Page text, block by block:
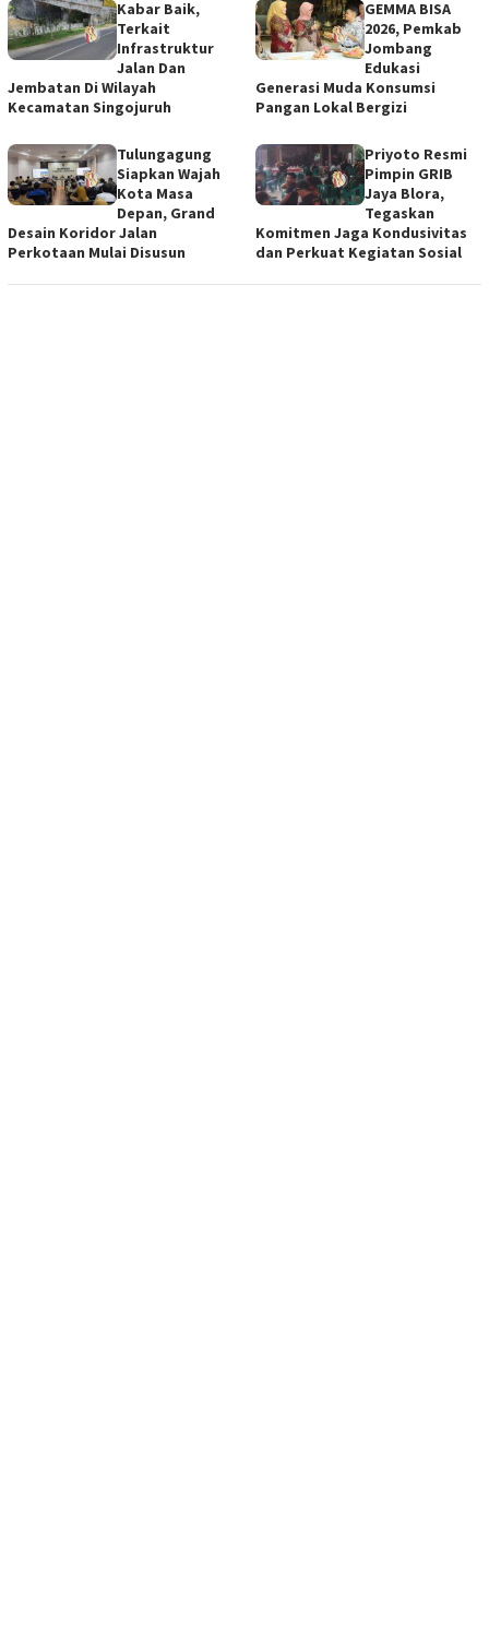
Kabar Baik,
Terkait
Infrastruktur
Jalan Dan
Jembatan Di Wilayah
Kecamatan Singojuruh
GEMMA BISA
2026, Pemkab
Jombang
Edukasi
Generasi Muda Konsumsi
Pangan Lokal Bergizi
Tulungagung
Siapkan Wajah
Kota Masa
Depan, Grand
Desain Koridor Jalan
Perkotaan Mulai Disusun
Priyoto Resmi
Pimpin GRIB
Jaya Blora,
Tegaskan
Komitmen Jaga Kondusivitas
dan Perkuat Kegiatan Sosial